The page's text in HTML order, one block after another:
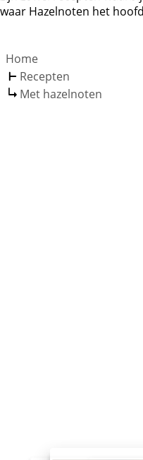
waar Hazelnoten het
Home
Recepten
Met hazelnoten